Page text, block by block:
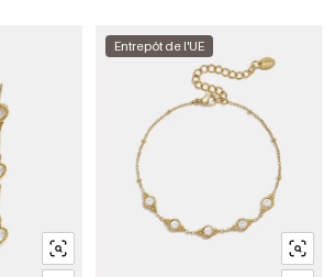
Entrepôt de l'UE